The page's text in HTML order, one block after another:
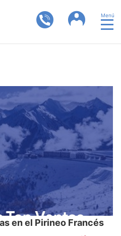
Menú
en el Pirineo Francés